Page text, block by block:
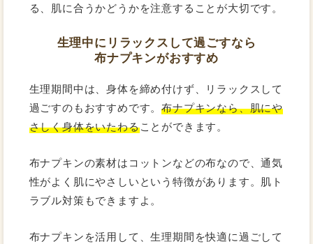
る、肌に合うかどうかを注意することが大切です。
生理中にリラックスして過ごすなら
布ナプキンがおすすめ
生理期間中は、身体を締め付けず、リラックスして
過ごすのもおすすめです。布ナプキンなら、肌にや
さしく身体をいたわることができます。
布ナプキンの素材はコットンなどの布なので、通気
性がよく肌にやさしいという特徴があります。肌ト
ラブル対策もできますよ。
布ナプキンを活用して、生理期間を快適に過ごして